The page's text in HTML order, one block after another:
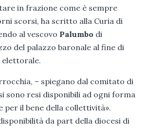
in frazione come è sempre
scorsi, ha scritto alla Curia di
al vescovo Palumbo di
del palazzo baronale al fine di
elettorale.
– spiegano dal comitato di
sono resi disponibili ad ogni forma
per il bene della collettività».
da part della diocesi di